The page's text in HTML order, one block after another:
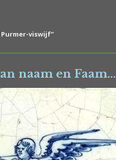
viswijf”
naam en Faam…